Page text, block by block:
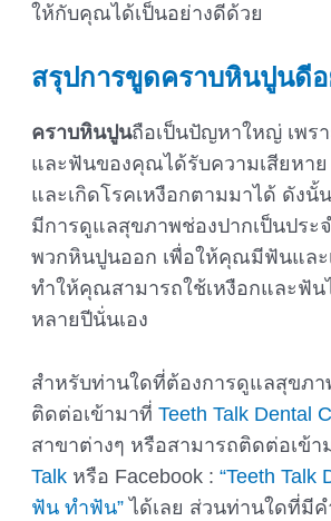
ให้กับคุณได้เป็นอย่างดีด้วย
สรุปการขูดคราบหินปูนดีอ
คราบหินปูนถือเป็นปัญหาใหญ่ เพร
และฟันของคุณได้รับความเสียหา
และเกิดโรคเหงือกตามมาได้ ดัง
มีการดูแลสุขภาพช่องปากเป็นประ
พวกหินปูนออก เพื่อให้คุณมีฟันและ
ทำให้คุณสามารถใช้เหงือกและฟัน
หลายปีนั่นเอง
สำหรับท่านใดที่ต้องการดูแลสุขภ
ติดต่อเข้ามาที่ Teeth Talk Dental
สาขาต่างๆ หรือสามารถติดต่อเข้า
Talkหรือ Facebook : “Teeth Talk
ฟัน ทำฟัน”ได้เลย ส่วนท่านใดที่มีค